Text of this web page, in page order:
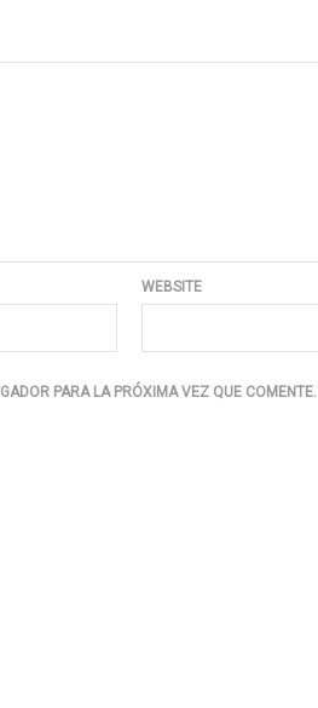
WEBSITE
PARA LA PRÓXIMA VEZ QUE COMENTE.